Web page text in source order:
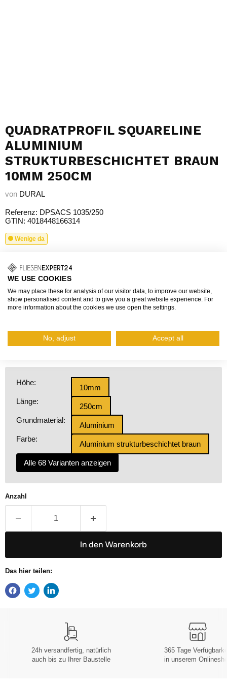
QUADRATPROFIL SQUARELINE
ALUMINIUM
STRUKTURBESCHICHTET BRAUN
10MM 250CM
von DURAL
Referenz: DPSACS 1035/250
GTIN: 4018448166314
Wenige da
und 50 Sekundengarantierter Versand
10.08.2026.
31,74 €
Grundpreis: 12,70 €/m
Höhe:
10mm
Länge:
250cm
Grundmaterial:
Aluminium
Farbe:
Aluminium strukturbeschichtet braun
Alle 68 Varianten anzeigen
Anzahl
In den Warenkorb
Das hier teilen:
24h versandfertig, natürlich
auch bis zu Ihrer Baustelle
365 Tage
in unserem
WE USE COOKIES
We may place these for analysis of our visitor data, to improve our website,
show personalised content and to give you a great website experience. For
more information about the cookies we use open the settings.
No, adjust Accept all